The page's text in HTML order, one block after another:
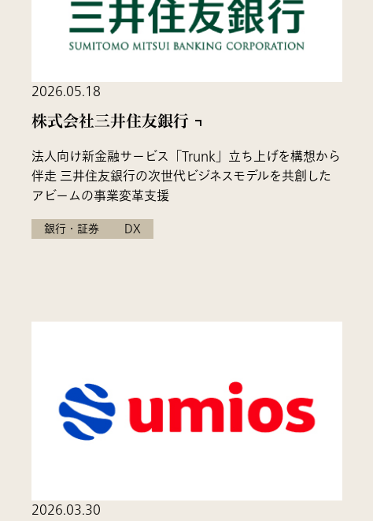
2026.05.18
株式会社三井住友銀行
法人向け新金融サービス「Trunk」立ち上げを構想から
伴走 三井住友銀行の次世代ビジネスモデルを共創した
アビームの事業変革支援
銀行・証券 DX
2026.03.30